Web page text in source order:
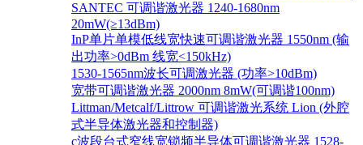
SANTEC 可调谐激光器 1240-1680nm
20mW(≥13dBm)
InP单片单模低线宽快速可调谐激光器 1550nm (输
出功率>0dBm 线宽<150kHz)
1530-1565nm波长可调激光器 (功率>10dBm)
宽带可调谐激光器 2000nm 8mW(可调谐100nm)
Littman/Metcalf/Littrow 可调谐激光系统 Lion (外腔
式半导体激光器和控制器)
c波段台式窄线宽锁频半导体可调谐激光器 1528-